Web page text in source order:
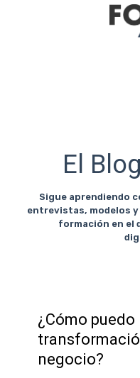
El
Sigue aprendiendo
entrevistas, modelos
formación en el
¿Cómo
negocio?